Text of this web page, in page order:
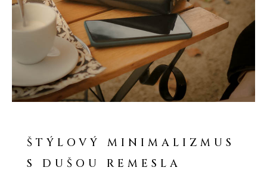
ŠTÝLOVÝ MINIMALIZMUS
S DUŠOU REMESLA